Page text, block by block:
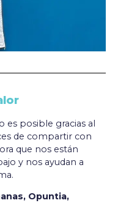
es posible gracias al
de compartir con
que nos están
y nos ayudan a
Opuntia,